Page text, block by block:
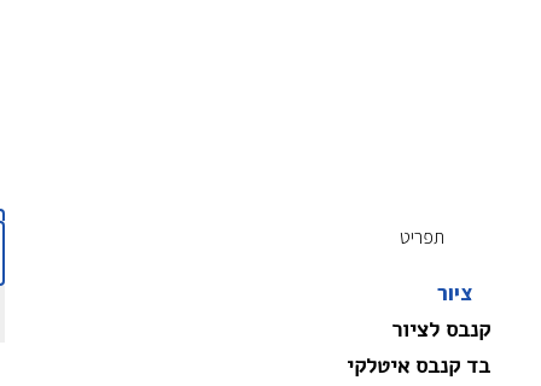
תפריט
ציור
קנבס לציור
בד קנבס איטלקי